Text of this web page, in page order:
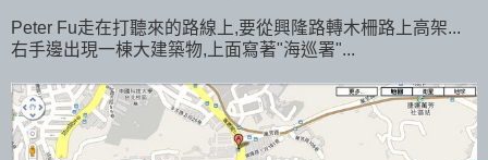
Peter Fu走在打聽來的路線上,要從興隆路轉木柵路上高架...
右手邊出現一棟大建築物,上面寫著"海巡署"...